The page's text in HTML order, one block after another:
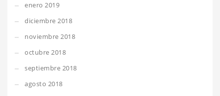
enero 2019
diciembre 2018
noviembre 2018
octubre 2018
septiembre 2018
agosto 2018